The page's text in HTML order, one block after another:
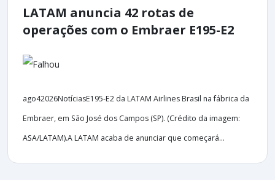
LATAM anuncia 42 rotas de
operações com o Embraer E195-E2
ago42026NotíciasE195-E2 da LATAM Airlines Brasil na fábrica da
Embraer, em São José dos Campos (SP). (Crédito da imagem:
ASA/LATAM).A LATAM acaba de anunciar que começará...